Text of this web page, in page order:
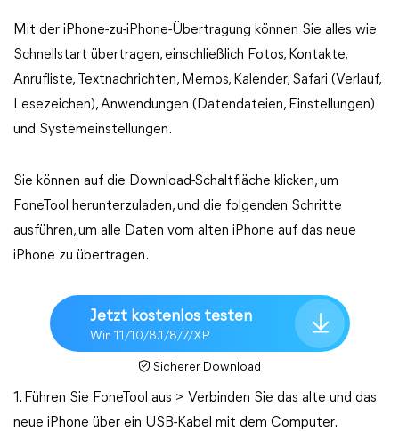
Mit der iPhone-zu-iPhone-Übertragung können Sie alles wie
Schnellstart übertragen, einschließlich Fotos, Kontakte,
Anrufliste, Textnachrichten, Memos, Kalender, Safari (Verlauf,
Lesezeichen), Anwendungen (Datendateien, Einstellungen)
und Systemeinstellungen.
Sie können auf die Download-Schaltfläche klicken, um
FoneTool herunterzuladen, und die folgenden Schritte
ausführen, um alle Daten vom alten iPhone auf das neue
iPhone zu übertragen.
Jetzt kostenlos testen
Win 11/10/8.1/8/7/XP
Sicherer Download
1. Führen Sie FoneTool aus > Verbinden Sie das alte und das
neue iPhone über ein USB-Kabel mit dem Computer.